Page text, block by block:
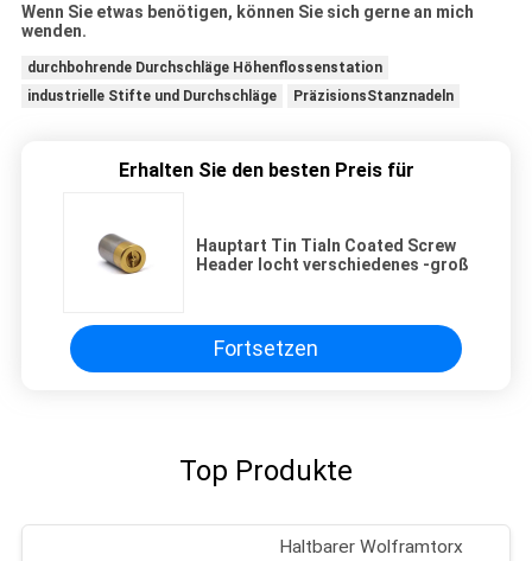
Wenn Sie etwas benötigen, können Sie sich gerne an mich
wenden.
durchbohrende Durchschläge Höhenflossenstation
industrielle Stifte und Durchschläge
PräzisionsStanznadeln
Erhalten Sie den besten Preis für
Hauptart Tin Tialn Coated Screw
Header locht verschiedenes -groß
Fortsetzen
Top Produkte
Haltbarer Wolframtorx